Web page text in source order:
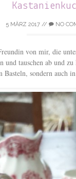
5 MÄRZ 2017 // NO
von mir, die
und tauschen ab und
sondern auch